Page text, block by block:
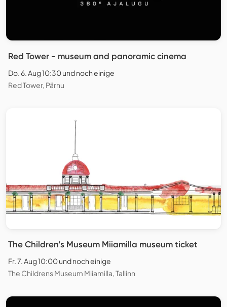
Red Tower - museum and panoramic cinema
Do. 6. Aug 10:30 und noch einige
Red Tower, Pärnu
The Children’s Museum Miiamilla museum ticket
Fr. 7. Aug 10:00 und noch einige
The Childrens Museum Miiamilla, Tallinn